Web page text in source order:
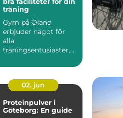
träning
Gym på Öland
erbjuder något för
alla
träningsentusiaster,
02. jun
Proteinpulver i
Göteborg: En guide